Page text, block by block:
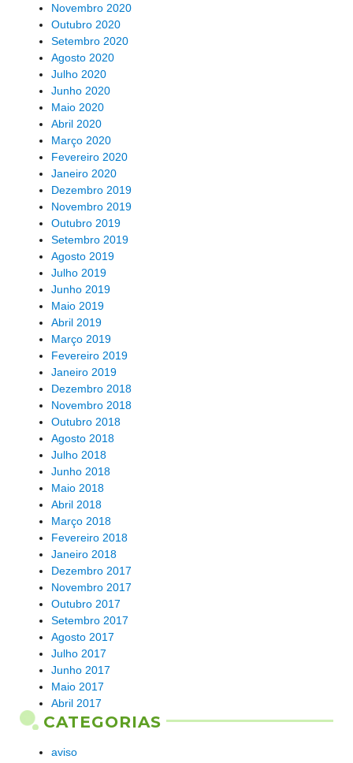
Novembro 2020
Outubro 2020
Setembro 2020
Agosto 2020
Julho 2020
Junho 2020
Maio 2020
Abril 2020
Março 2020
Fevereiro 2020
Janeiro 2020
Dezembro 2019
Novembro 2019
Outubro 2019
Setembro 2019
Agosto 2019
Julho 2019
Junho 2019
Maio 2019
Abril 2019
Março 2019
Fevereiro 2019
Janeiro 2019
Dezembro 2018
Novembro 2018
Outubro 2018
Agosto 2018
Julho 2018
Junho 2018
Maio 2018
Abril 2018
Março 2018
Fevereiro 2018
Janeiro 2018
Dezembro 2017
Novembro 2017
Outubro 2017
Setembro 2017
Agosto 2017
Julho 2017
Junho 2017
Maio 2017
Abril 2017
CATEGORIAS
aviso